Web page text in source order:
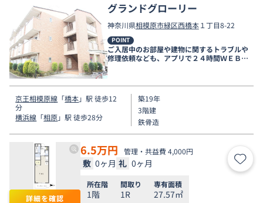
グランドグローリー
神奈川県相模原市緑区西橋本１丁目8-22
POINT
ご入居中のお部屋や建物に関するトラブルや
修理依頼なども、アプリで２４時間ＷＥＢ受
付しております。
京王相模原線 「橋本」駅 徒歩12
分
横浜線 「相原」駅 徒歩28分
築19年
3階建
鉄骨造
詳細を確認
6.5万円 管理・共益費 4,000円
敷 0ヶ月 礼 0ヶ月 お気
所在階
1階
間取り
1R
専有面積
27.57㎡